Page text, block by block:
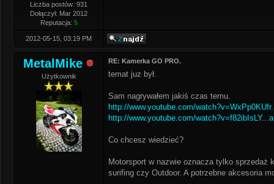
Liczba postów: 931
Dołączył: Mar 2012
Reputacja: 5
2012-05-15, 03:19 PM
MetalMike
Użytkownik
RE: Kamerka GO PRO.
temat juz był.
Sam nagrywałem jakiś czas temu.
http://www.youtube.com/
http://www.youtube.com/
Co chcesz wiedzieć?
Motorsport w nazwie oznacza tylko sprzedaż
surifing czy Outdoor. A potrzebne akcesoria